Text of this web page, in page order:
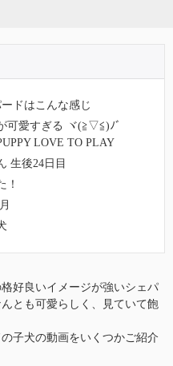
ドはこんな感じ
可愛すぎる ヾ(≧▽≦)ﾉﾞ
LOVE TO PLAY
生後24日目
！
好良いイメージが強いシェパ
とも可愛らしく、見ていて飽
子犬の動画をいくつかご紹介